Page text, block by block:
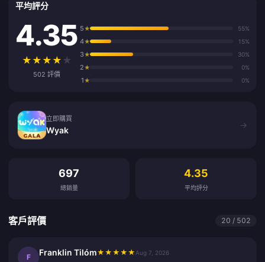
平均評分
4.35
★ ★ ★ ★ ★
502 評價
5★ 55%
4★ 15%
3★ 30%
2★ 0%
1★ 0%
立即購買
Wyak
→
697
總銷量
4.35
平均評分
客戶評價 20 / 502
F Franklin Tilóm★ ★ ★ ★ ★ Aug 7, 2026